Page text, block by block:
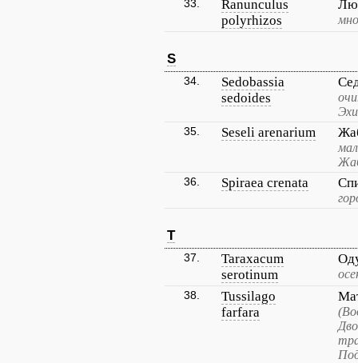
33.
Ranunculus
polyrhizos
S
34.
Sedobassia
sedoides
35. Seseli arenarium
36. Spiraea crenata
T
37.
Taraxacum
serotinum
38.
Tussilago
farfara